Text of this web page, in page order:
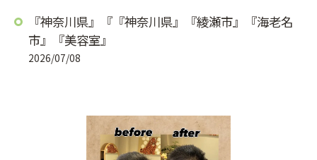
『神奈川県』『『神奈川県』『綾瀬市』『海老名
市』『美容室』
2026/07/08